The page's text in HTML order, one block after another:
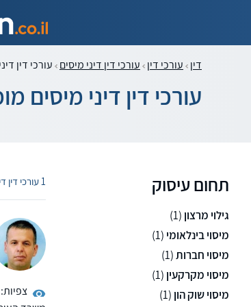
דין עורכי דין עורכי דין דיני מיסים עורכי דין
עורכי דין דיני מיסים
תחום עיסוק
גילוי מרצון (1)
מיסוי בינלאומי (1)
מיסוי חברות(1)
מיסוי מקרקעין (1)
מיסוי שוק הון (1)
1 עורכי דין דיני מיסים בכוכב יאיר
צפיות: